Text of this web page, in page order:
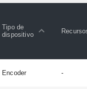
Tipo de
dispositivo
Encoder -